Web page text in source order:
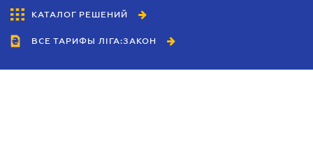
КАТАЛОГ РЕШЕНИЙ
ВСЕ ТАРИФЫ ЛІГА:ЗАКОН